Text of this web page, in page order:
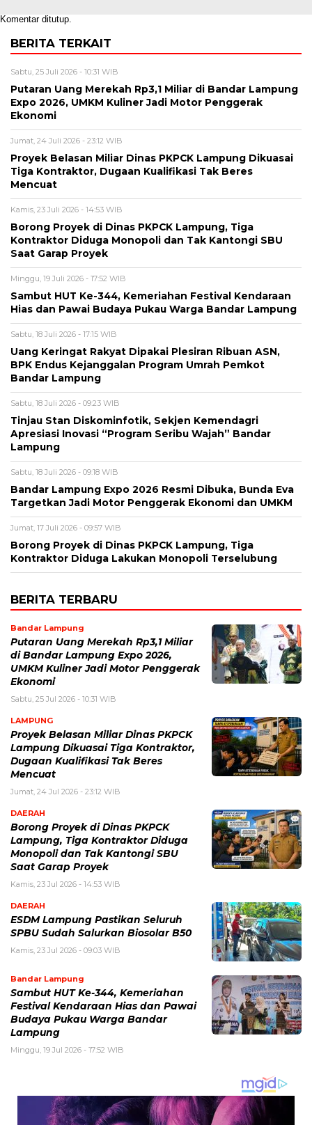
Komentar ditutup.
BERITA TERKAIT
Sabtu, 25 Juli 2026 - 10:31 WIB
Putaran Uang Merekah Rp3,1 Miliar di Bandar Lampung
Expo 2026, UMKM Kuliner Jadi Motor Penggerak
Ekonomi
Jumat, 24 Juli 2026 - 23:12 WIB
Proyek Belasan Miliar Dinas PKPCK Lampung Dikuasai
Tiga Kontraktor, Dugaan Kualifikasi Tak Beres
Mencuat
Kamis, 23 Juli 2026 - 14:53 WIB
Borong Proyek di Dinas PKPCK Lampung, Tiga
Kontraktor Diduga Monopoli dan Tak Kantongi SBU
Saat Garap Proyek
Minggu, 19 Juli 2026 - 17:52 WIB
Sambut HUT Ke-344, Kemeriahan Festival Kendaraan
Hias dan Pawai Budaya Pukau Warga Bandar Lampung
Sabtu, 18 Juli 2026 - 17:15 WIB
Uang Keringat Rakyat Dipakai Plesiran Ribuan ASN,
BPK Endus Kejanggalan Program Umrah Pemkot
Bandar Lampung
Sabtu, 18 Juli 2026 - 09:23 WIB
Tinjau Stan Diskominfotik, Sekjen Kemendagri
Apresiasi Inovasi “Program Seribu Wajah” Bandar
Lampung
Sabtu, 18 Juli 2026 - 09:18 WIB
Bandar Lampung Expo 2026 Resmi Dibuka, Bunda Eva
Targetkan Jadi Motor Penggerak Ekonomi dan UMKM
Jumat, 17 Juli 2026 - 09:57 WIB
Borong Proyek di Dinas PKPCK Lampung, Tiga
Kontraktor Diduga Lakukan Monopoli Terselubung
BERITA TERBARU
Bandar Lampung
Putaran Uang Merekah Rp3,1 Miliar
di Bandar Lampung Expo 2026,
UMKM Kuliner Jadi Motor Penggerak
Ekonomi
Sabtu, 25 Jul 2026 - 10:31 WIB
LAMPUNG
Proyek Belasan Miliar Dinas PKPCK
Lampung Dikuasai Tiga Kontraktor,
Dugaan Kualifikasi Tak Beres
Mencuat
Jumat, 24 Jul 2026 - 23:12 WIB
DAERAH
Borong Proyek di Dinas PKPCK
Lampung, Tiga Kontraktor Diduga
Monopoli dan Tak Kantongi SBU
Saat Garap Proyek
Kamis, 23 Jul 2026 - 14:53 WIB
DAERAH
ESDM Lampung Pastikan Seluruh
SPBU Sudah Salurkan Biosolar B50
Kamis, 23 Jul 2026 - 09:03 WIB
Bandar Lampung
Sambut HUT Ke-344, Kemeriahan
Festival Kendaraan Hias dan Pawai
Budaya Pukau Warga Bandar
Lampung
Minggu, 19 Jul 2026 - 17:52 WIB